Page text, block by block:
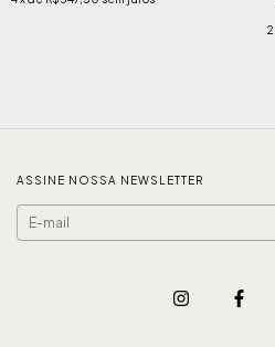
2
ASSINE NOSSA NEWSLETTER